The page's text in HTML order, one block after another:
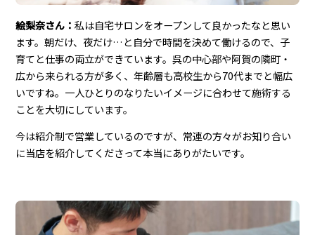
絵梨奈さん：私は自宅サロンをオープンして良かったなと思い
ます。朝だけ、夜だけ…と自分で時間を決めて働けるので、子
育てと仕事の両立ができています。呉の中心部や阿賀の隣町・
広から来られる方が多く、年齢層も高校生から70代までと幅広
いですね。一人ひとりのなりたいイメージに合わせて施術する
ことを大切にしています。
今は紹介制で営業しているのですが、常連の方々がお知り合い
に当店を紹介してくださって本当にありがたいです。